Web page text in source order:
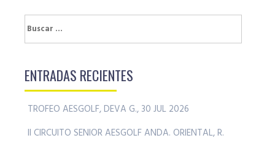
Buscar:
ENTRADAS RECIENTES
TROFEO AESGOLF, DEVA G., 30 JUL 2026
II CIRCUITO SENIOR AESGOLF ANDA. ORIENTAL, R.